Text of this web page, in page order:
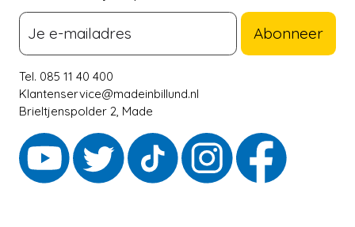
Abonneer
Tel. 085 11 40 400
Klantenservice@madeinbillund.nl
Brieltjenspolder 2, Made